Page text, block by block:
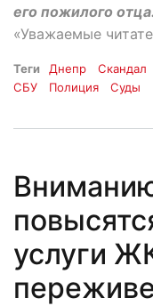
его пожилого отца.
«Уважаемые
Теги Днепр Скандал
СБУ
Полиция Суды
услуги